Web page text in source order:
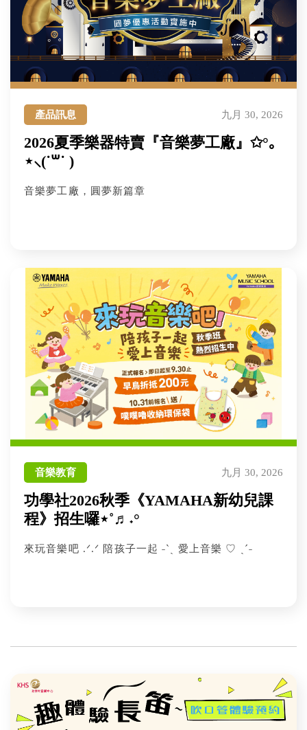
產品訊息 九月 30, 2026
2026夏季樂器特賣『音樂夢工廠』✩°｡
⋆⸜(˙꒳˙ )
音樂夢工廠，圓夢新篇章
音樂教育 九月 30, 2026
功學社2026秋季《YAMAHA新幼兒課
程》招生囉⋆˚♬˖°
來玩音樂吧 .ᐟ.ᐟ 陪孩子一起 ˗ˋˏ 愛上音樂 ♡ ˎˊ˗